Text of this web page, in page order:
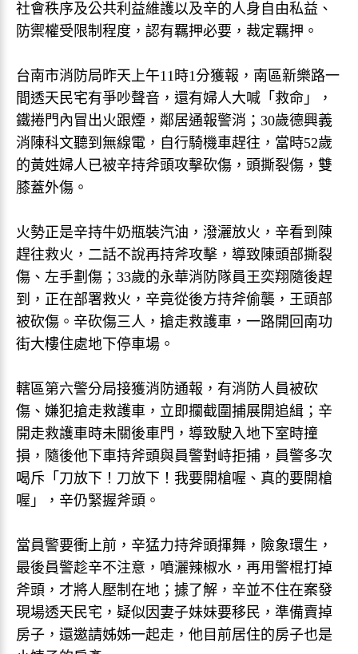
社會秩序及公共利益維護以及辛的人身自由私益、
防禦權受限制程度，認有羈押必要，裁定羈押。
台南市消防局昨天上午11時1分獲報，南區新樂路一
間透天民宅有爭吵聲音，還有婦人大喊「救命」，
鐵捲門內冒出火跟煙，鄰居通報警消；30歲德興義
消陳科文聽到無線電，自行騎機車趕往，當時52歲
的黃姓婦人已被辛持斧頭攻擊砍傷，頭撕裂傷，雙
膝蓋外傷。
火勢正是辛持牛奶瓶裝汽油，潑灑放火，辛看到陳
趕往救火，二話不說再持斧攻擊，導致陳頭部撕裂
傷、左手劃傷；33歲的永華消防隊員王奕翔隨後趕
到，正在部署救火，辛竟從後方持斧偷襲，王頭部
被砍傷。辛砍傷三人，搶走救護車，一路開回南功
街大樓住處地下停車場。
轄區第六警分局接獲消防通報，有消防人員被砍
傷、嫌犯搶走救護車，立即攔截圍捕展開追緝；辛
開走救護車時未關後車門，導致駛入地下室時撞
損，隨後他下車持斧頭與員警對峙拒捕，員警多次
喝斥「刀放下！刀放下！我要開槍喔、真的要開槍
喔」，辛仍緊握斧頭。
當員警要衝上前，辛猛力持斧頭揮舞，險象環生，
最後員警趁辛不注意，噴灑辣椒水，再用警棍打掉
斧頭，才將人壓制在地；據了解，辛並不住在案發
現場透天民宅，疑似因妻子妹妹要移民，準備賣掉
房子，還邀請姊姊一起走，他目前居住的房子也是